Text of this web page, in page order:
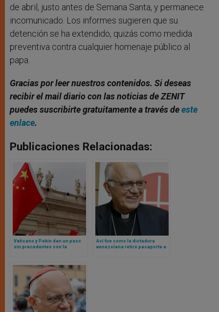
de abril, justo antes de Semana Santa, y permanece
incomunicado. Los informes sugieren que su
detención se ha extendido, quizás como medida
preventiva contra cualquier homenaje público al
papa.
Gracias por leer nuestros contenidos. Si deseas
recibir el mail diario con las noticias de ZENIT
puedes suscribirte gratuitamente a través deeste
enlace.
Publicaciones Relacionadas:
Vaticano y Pekín dan un paso
sin precedentes con la
Así fue como la dictadura
venezolana retiró pasaporte a